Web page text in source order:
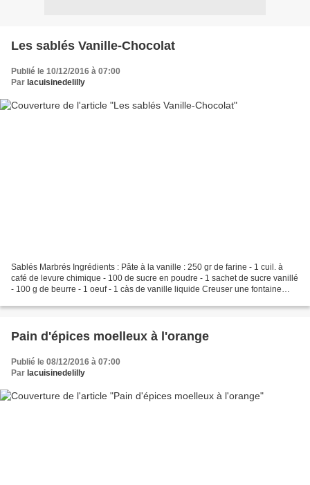
Les sablés Vanille-Chocolat
Publié le 10/12/2016 à 07:00
Par lacuisinedelilly
Sablés Marbrés Ingrédients : Pâte à la vanille : 250 gr de farine - 1 cuil. à
café de levure chimique - 100 de sucre en poudre - 1 sachet de sucre vanillé
- 100 g de beurre - 1 oeuf - 1 càs de vanille liquide Creuser une fontaine
Pain d'épices moelleux à l'orange
Publié le 08/12/2016 à 07:00
Par lacuisinedelilly